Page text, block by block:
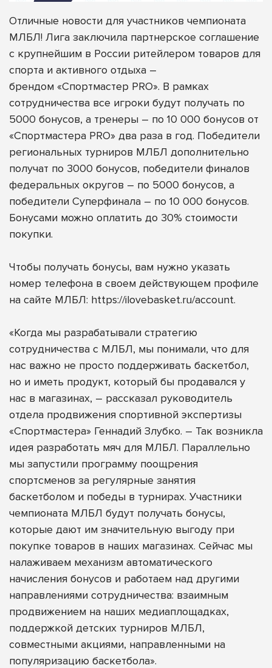
Отличные новости для участников чемпионата
МЛБЛ! Лига заключила партнерское соглашение
с крупнейшим в России ритейлером товаров для
спорта и активного отдыха –
брендом «Спортмастер PRO». В рамках
сотрудничества все игроки будут получать по
5000 бонусов, а тренеры – по 10 000 бонусов от
«Спортмастера PRO» два раза в год. Победители
региональных турниров МЛБЛ дополнительно
получат по 3000 бонусов, победители финалов
федеральных округов – по 5000 бонусов, а
победители Суперфинала – по 10 000 бонусов.
Бонусами можно оплатить до 30% стоимости
покупки.
Чтобы получать бонусы, вам нужно указать
номер телефона в своем действующем профиле
на сайте МЛБЛ: https://ilovebasket.ru/account.
«Когда мы разрабатывали стратегию
сотрудничества с МЛБЛ, мы понимали, что для
нас важно не просто поддерживать баскетбол,
но и иметь продукт, который бы продавался у
нас в магазинах, – рассказал руководитель
отдела продвижения спортивной экспертизы
«Спортмастера» Геннадий Злубко. – Так возникла
идея разработать мяч для МЛБЛ. Параллельно
мы запустили программу поощрения
спортсменов за регулярные занятия
баскетболом и победы в турнирах. Участники
чемпионата МЛБЛ будут получать бонусы,
которые дают им значительную выгоду при
покупке товаров в наших магазинах. Сейчас мы
налаживаем механизм автоматического
начисления бонусов и работаем над другими
направлениями сотрудничества: взаимным
продвижением на наших медиаплощадках,
поддержкой детских турниров МЛБЛ,
совместными акциями, направленными на
популяризацию баскетбола».